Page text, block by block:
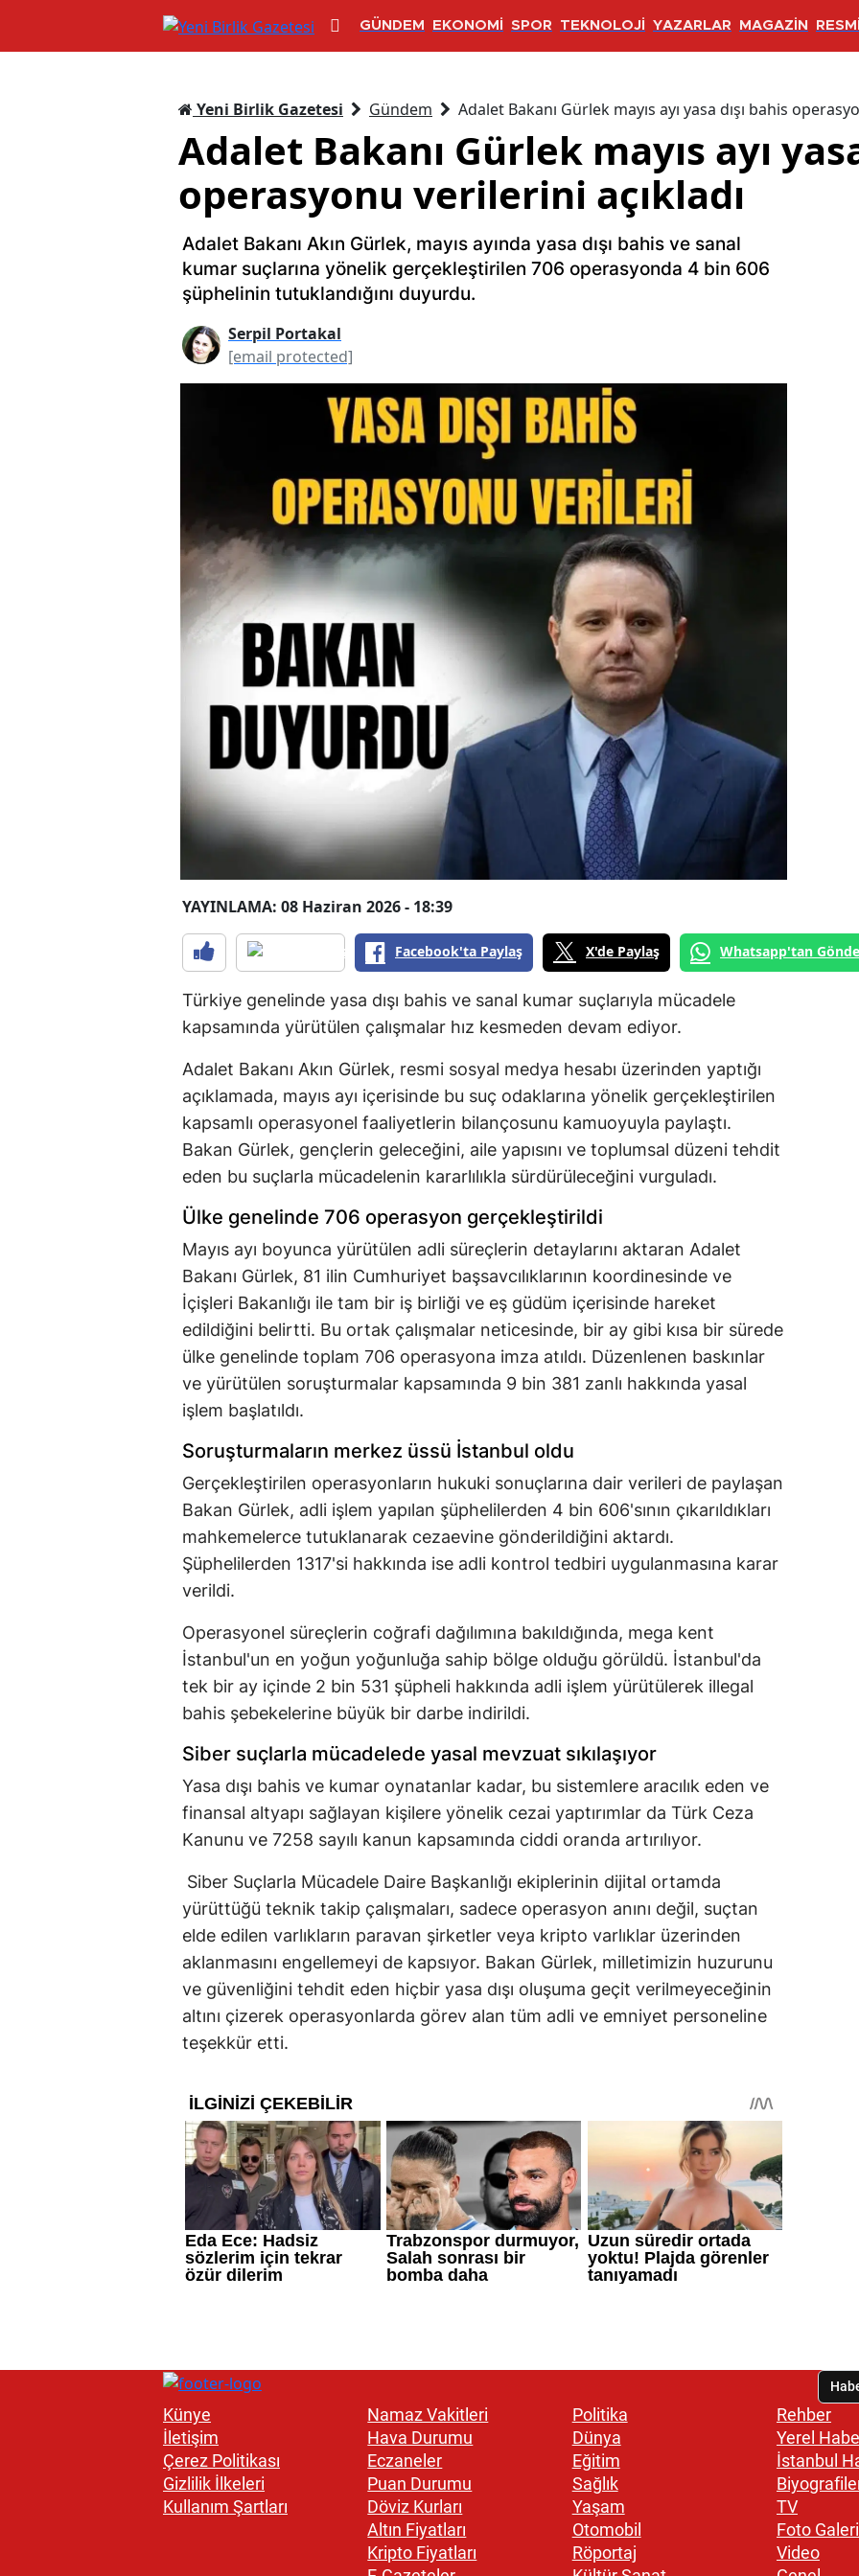
GÜNDEM EKONOMİ SPOR TEKNOLOJİ YAZARLAR MAGAZİN
Yeni Birlik Gazetesi Gündem Adalet Bakanı Gürlek mayıs ayı yasa dışı bahis
Adalet Bakanı Gürlek mayıs ayı
operasyonu verilerini açıkladı
Adalet Bakanı Akın Gürlek, mayıs ayında yasa dışı bahis ve sanal
kumar suçlarına yönelik gerçekleştirilen 706 operasyonda 4 bin 606
şüphelinin tutuklandığını duyurdu.
Serpil Portakal
[email protected]
YAYINLAMA: 08 Haziran 2026 - 18:39
Facebook'ta Paylaş X'de Paylaş Whatsapp'tan
Türkiye genelinde yasa dışı bahis ve sanal kumar suçlarıyla mücadele
kapsamında yürütülen çalışmalar hız kesmeden devam ediyor.
Adalet Bakanı Akın Gürlek, resmi sosyal medya hesabı üzerinden yaptığı
açıklamada, mayıs ayı içerisinde bu suç odaklarına yönelik gerçekleştirilen
kapsamlı operasyonel faaliyetlerin bilançosunu kamuoyuyla paylaştı.
Bakan Gürlek, gençlerin geleceğini, aile yapısını ve toplumsal düzeni tehdit
eden bu suçlarla mücadelenin kararlılıkla sürdürüleceğini vurguladı.
Ülke genelinde 706 operasyon gerçekleştirildi
Mayıs ayı boyunca yürütülen adli süreçlerin detaylarını aktaran Adalet
Bakanı Gürlek, 81 ilin Cumhuriyet başsavcılıklarının koordinesinde ve
İçişleri Bakanlığı ile tam bir iş birliği ve eş güdüm içerisinde hareket
edildiğini belirtti. Bu ortak çalışmalar neticesinde, bir ay gibi kısa bir sürede
ülke genelinde toplam 706 operasyona imza atıldı. Düzenlenen baskınlar
ve yürütülen soruşturmalar kapsamında 9 bin 381 zanlı hakkında yasal
işlem başlatıldı.
Soruşturmaların merkez üssü İstanbul oldu
Gerçekleştirilen operasyonların hukuki sonuçlarına dair verileri de paylaşan
Bakan Gürlek, adli işlem yapılan şüphelilerden 4 bin 606'sının çıkarıldıkları
mahkemelerce tutuklanarak cezaevine gönderildiğini aktardı.
Şüphelilerden 1317'si hakkında ise adli kontrol tedbiri uygulanmasına karar
verildi.
Operasyonel süreçlerin coğrafi dağılımına bakıldığında, mega kent
İstanbul'un en yoğun yoğunluğa sahip bölge olduğu görüldü. İstanbul'da
tek bir ay içinde 2 bin 531 şüpheli hakkında adli işlem yürütülerek illegal
bahis şebekelerine büyük bir darbe indirildi.
Siber suçlarla mücadelede yasal mevzuat sıkılaşıyor
Yasa dışı bahis ve kumar oynatanlar kadar, bu sistemlere aracılık eden ve
finansal altyapı sağlayan kişilere yönelik cezai yaptırımlar da Türk Ceza
Kanunu ve 7258 sayılı kanun kapsamında ciddi oranda artırılıyor.
Siber Suçlarla Mücadele Daire Başkanlığı ekiplerinin dijital ortamda
yürüttüğü teknik takip çalışmaları, sadece operasyon anını değil, suçtan
elde edilen varlıkların paravan şirketler veya kripto varlıklar üzerinden
aklanmasını engellemeyi de kapsıyor. Bakan Gürlek, milletimizin huzurunu
ve güvenliğini tehdit eden hiçbir yasa dışı oluşuma geçit verilmeyeceğinin
altını çizerek operasyonlarda görev alan tüm adli ve emniyet personeline
teşekkür etti.
Künye
İletişim
Çerez Politikası
Gizlilik İlkeleri
Kullanım Şartları
Namaz Vakitleri
Hava Durumu
Eczaneler
Puan Durumu
Döviz Kurları
Altın Fiyatları
Kripto Fiyatları
Politika
Dünya
Eğitim
Sağlık
Yaşam
Otomobil
Röportaj
Rehber
Yerel
İstanbul
TV
Foto Galeri
Video